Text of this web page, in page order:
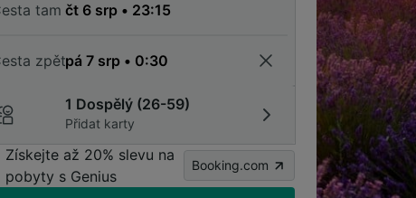
tam
zpět
1 Dospělý (26-59)
Přidat karty
Získejte až 20% slevu na
pobyty s Genius
Booking.com